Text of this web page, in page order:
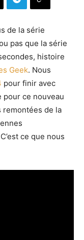
de la série
pas que la série
histoire
Geek. Nous
pour finir avec
ce nouveau
remontées de la
ce que nous